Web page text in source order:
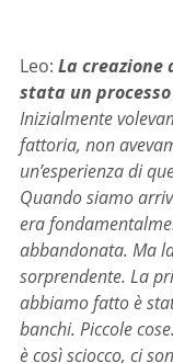
Leo: La creazione
stata un
Inizialmente
fattoria, non
un’esperienza di
Quando siamo
era
abbandonata. Ma
sorprendente. La
abbiamo fatto è
banchi. Piccole
è così sciocco, ci